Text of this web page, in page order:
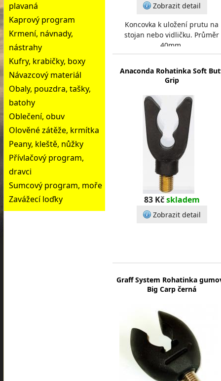
plavaná
Kaprový program
Krmení, návnady,
nástrahy
Kufry, krabičky, boxy
Návazcový materiál
Obaly, pouzdra, tašky,
batohy
Oblečení, obuv
Olověné zátěže, krmítka
Peany, kleště, nůžky
Přívlačový program,
dravci
Sumcový program, moře
Zavážecí loďky
Zobrazit detail
Koncovka k uložení prutu na
stojan nebo vidličku. Průměr
40mm.
Anaconda Rohatinka Soft
Grip
83 Kč skladem
Zobrazit detail
Graff System Rohatinka
Big Carp černá